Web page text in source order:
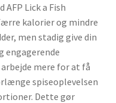
AFP Lick a Fish
kalorier og mindre
men stadig give din
engagerende
mere for at få
spiseoplevelsen
Dette gør